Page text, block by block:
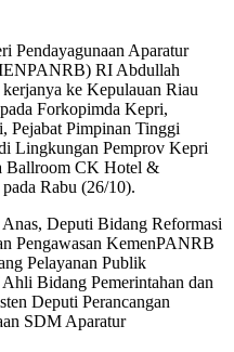
Pendayagunaan Aparatur
RI Abdullah
ke Kepulauan Riau
Forkopimda Kepri,
Pejabat Pimpinan Tinggi
Lingkungan Pemprov Kepri
Ballroom CK Hotel &
Rabu (26/10).
Deputi Bidang Reformasi
Pengawasan KemenPANRB
Pelayanan Publik
Bidang Pemerintahan dan
Deputi Perancangan
SDM Aparatur